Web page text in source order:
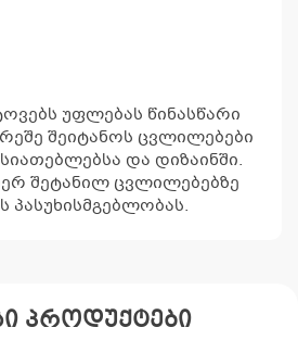
უფლებას წინასწარი
შეიტანოს ცვლილებები
და დიზაინში.
შეტანილ ცვლილებებზე
პასუხისმგებლობას.
პროდუქტები